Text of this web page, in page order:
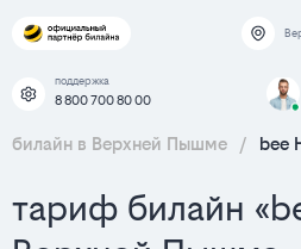
поддержка
8 800 700 80 00
билайн в Верхней Пышме / bee
тариф билайн